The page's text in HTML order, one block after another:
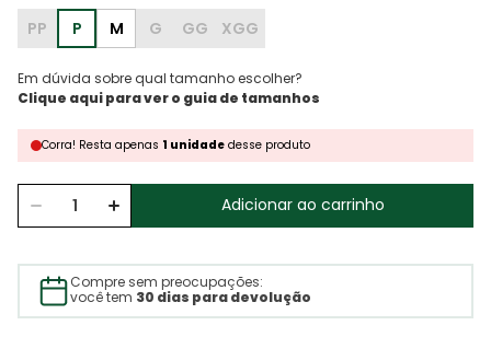
PP P M G GG XGG
Em dúvida sobre qual tamanho escolher?
Corra! Resta apenas 1 unidade desse produto
Adicionar ao carrinho
Compre sem preocupações:
você tem 30 dias para devolução